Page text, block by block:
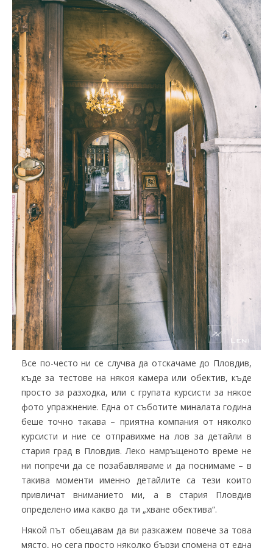
Все по-често ни се случва да отскачаме до Пловдив,
къде за тестове на някоя камера или обектив, къде
просто за разходка, или с групата курсисти за някое
фото упражнение. Една от съботите миналата година
беше точно такава – приятна компания от няколко
курсисти и ние се отправихме на лов за детайли в
стария град в Пловдив. Леко намръщеното време не
ни попречи да се позабавляваме и да поснимаме – в
такива моменти именно детайлите са тези които
привличат вниманието ми, а в стария Пловдив
определено има какво да ти „хване обектива“.
Някой път обещавам да ви разкажем повече за това
място, но сега просто няколко бързи спомена от една